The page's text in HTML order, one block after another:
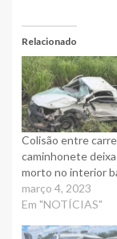
Relacionado
Colisão entre
caminhonete deixa
morto no interior
março 4, 2023
Em "NOTÍCIAS"